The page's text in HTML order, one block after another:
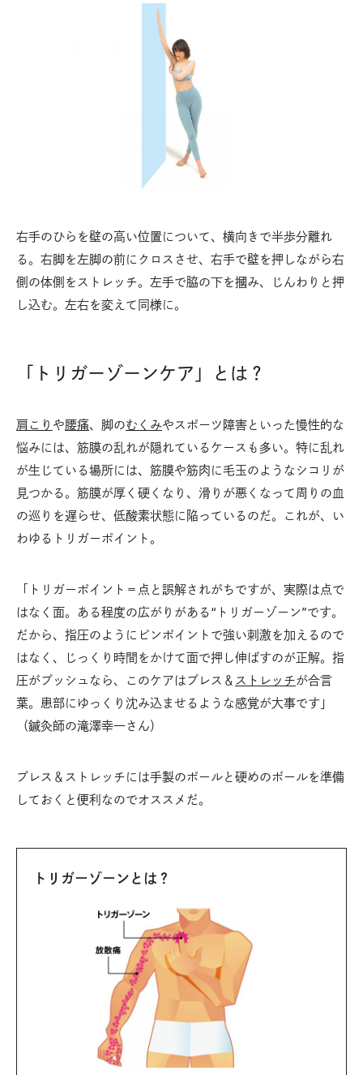
右手のひらを壁の高い位置について、横向きで半歩分離れ
る。右脚を左脚の前にクロスさせ、右手で壁を押しながら右
側の体側をストレッチ。左手で脇の下を摑み、じんわりと押
し込む。左右を変えて同様に。
「トリガーゾーンケア」とは？
肩こり や腰痛、脚のむくみやスポーツ障害といった慢性的な
悩みには、筋膜の乱れが隠れているケースも多い。特に乱れ
が生じている場所には、筋膜や筋肉に毛玉のようなシコリが
見つかる。筋膜が厚く硬くなり、滑りが悪くなって周りの血
の巡りを遅らせ、低酸素状態に陥っているのだ。これが、い
わゆるトリガーポイント。
「トリガーポイント＝点と誤解されがちですが、実際は点で
はなく面。ある程度の広がりがある“トリガーゾーン”です。
だから、指圧のようにピンポイントで強い刺激を加えるので
はなく、じっくり時間をかけて面で押し伸ばすのが正解。指
圧がプッシュなら、このケアはプレス＆ ストレッチが合言
葉。患部にゆっくり沈み込ませるような感覚が大事です」
（鍼灸師の滝澤幸一さん）
プレス＆ストレッチには手製のポールと硬めのボールを準備
しておくと便利なのでオススメだ。
トリガーゾーンとは？